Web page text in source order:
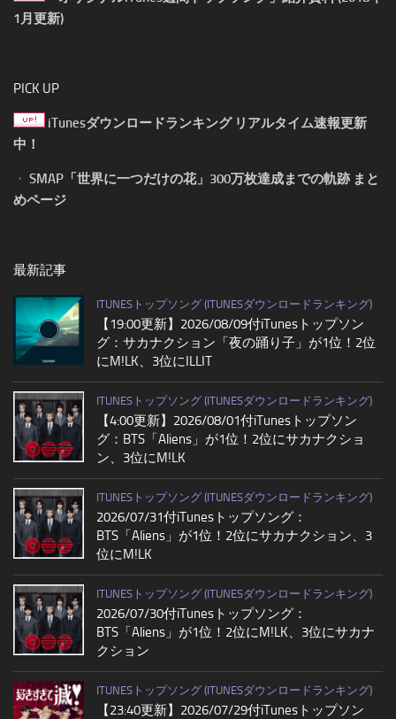
1月更新)
PICK UP
iTunesダウンロードランキング リアルタイム速報更新
中！
・ SMAP「世界に一つだけの花」300万枚達成までの軌跡 まと
めページ
最新記事
ITUNESトップソング (ITUNESダウンロードランキング)
【19:00更新】2026/08/09付iTunesトップソン
グ：サカナクション「夜の踊り子」が1位！2位
にM!LK、3位にILLIT
ITUNESトップソング (ITUNESダウンロードランキング)
【4:00更新】2026/08/01付iTunesトップソン
グ：BTS「Aliens」が1位！2位にサカナクショ
ン、3位にM!LK
ITUNESトップソング (ITUNESダウンロードランキング)
2026/07/31付iTunesトップソング：
BTS「Aliens」が1位！2位にサカナクション、3
位にM!LK
ITUNESトップソング (ITUNESダウンロードランキング)
2026/07/30付iTunesトップソング：
BTS「Aliens」が1位！2位にM!LK、3位にサカナ
クション
ITUNESトップソング (ITUNESダウンロードランキング)
【23:40更新】2026/07/29付iTunesトップソン